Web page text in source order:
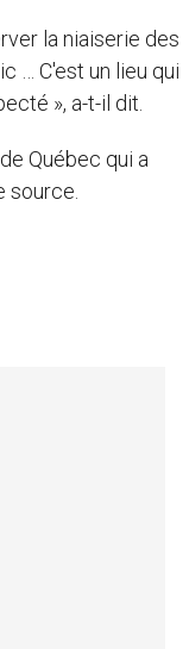
la niaiserie des
… C'est un lieu qui
», a-t-il dit.
Québec qui a
source.